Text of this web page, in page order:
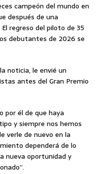
campeón del mundo en
después de una
regreso del piloto de 35
debutantes de 2026 se
noticia, le envié un
antes del Gran Premio
por él de que haya
y siempre nos hemos
verle de nuevo en la
dependerá de lo
nueva oportunidad y